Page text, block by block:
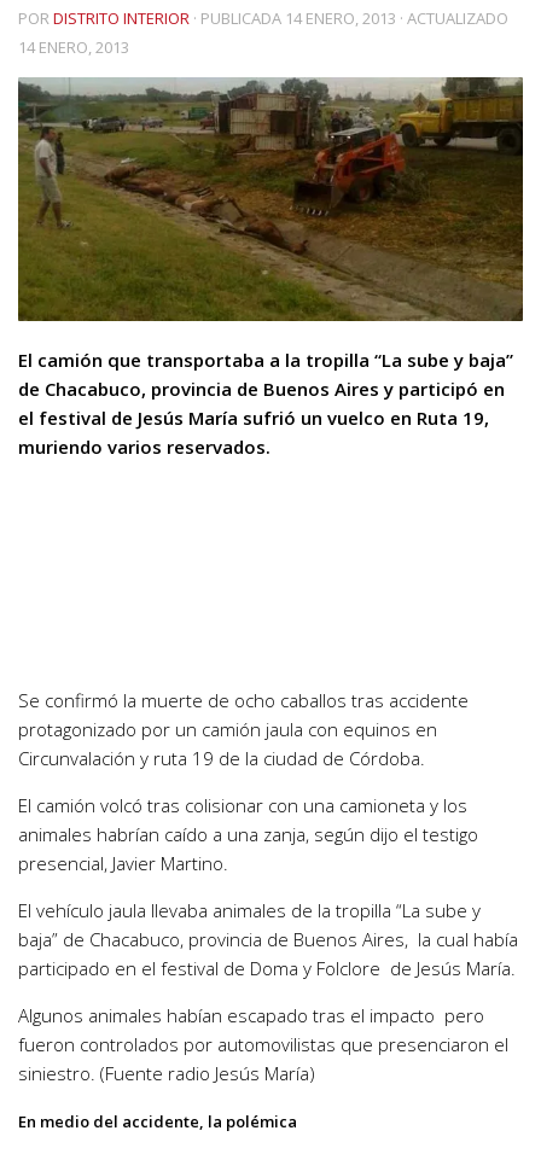
PORDISTRITO INTERIOR · PUBLICADA 14 ENERO, 2013 · ACTUALIZADO
14 ENERO, 2013
El camión que transportaba a la tropilla “La sube y baja”
de Chacabuco, provincia de Buenos Aires y participó en
el festival de Jesús María sufrió un vuelco en Ruta 19,
muriendo varios reservados.
Se confirmó la muerte de ocho caballos tras accidente
protagonizado por un camión jaula con equinos en
Circunvalación y ruta 19 de la ciudad de Córdoba.
El camión volcó tras colisionar con una camioneta y los
animales habrían caído a una zanja, según dijo el testigo
presencial, Javier Martino.
El vehículo jaula llevaba animales de la tropilla “La sube y
baja” de Chacabuco, provincia de Buenos Aires, la cual había
participado en el festival de Doma y Folclore de Jesús María.
Algunos animales habían escapado tras el impacto pero
fueron controlados por automovilistas que presenciaron el
siniestro. (Fuente radio Jesús María)
En medio del accidente, la polémica